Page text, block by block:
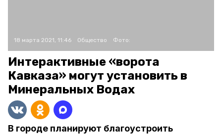
18 марта 2021, 11:46 Общество Фото:
Интерактивные «ворота
Кавказа» могут установить в
Минеральных Водах
В городе планируют благоустроить